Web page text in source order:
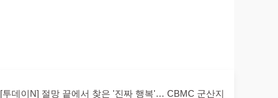
[투데이N] 절망 끝에서 찾은 '진짜 행복'… CBMC 군산지